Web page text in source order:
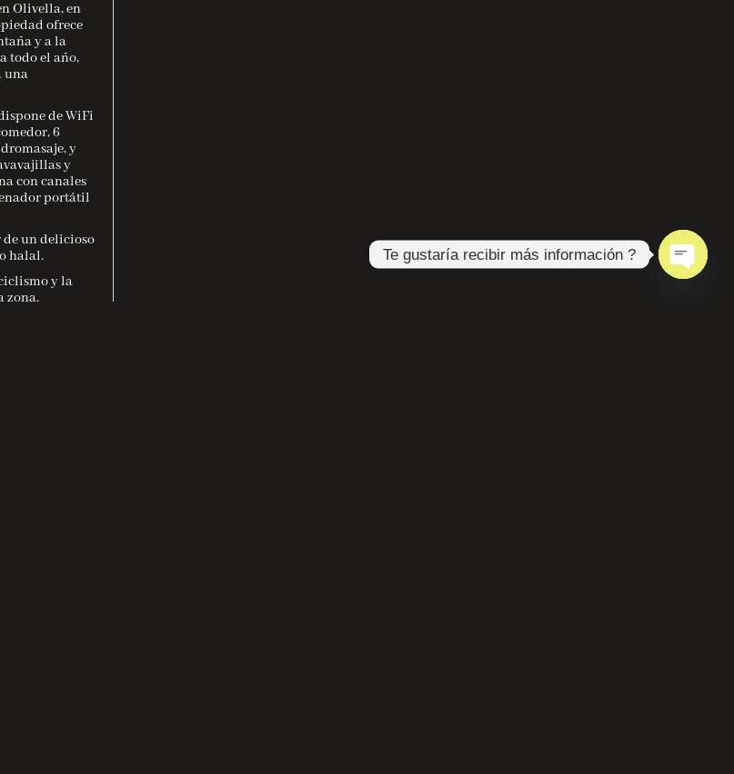
Olivella, en
ofrece
y a la
todo el año,
una
de WiFi
6
y
y
con canales
portátil
de un delicioso
halal.
y la
zona.
Te gustaría recibir más información ?